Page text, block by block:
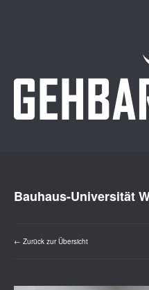
Bauhaus-Universität
← Zurück zur Übersicht